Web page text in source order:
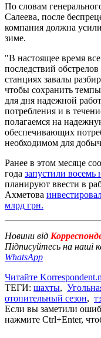
По словам
Салеева, после
компания должна
зиме.
"В настоящее время
последствий
станциях завалы
чтобы сохранить
для дня надежной
потребления и в
полагаемся на
обеспечивающих
необходимом для
Ранее в этом месяце
года запустили восемь
планируют ввести в
Ахметова
млрд грн.
Новини від
Підписуйтесь на наші
WhatsApp
Читайте
ТЕГИ: шахты,
отопительный сезон,
Если вы заметили
нажмите Ctrl+Enter,